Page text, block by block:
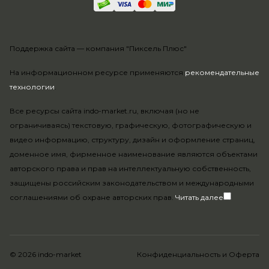
На информационном ресурсе применяются рекомендательные
технологии.
Все ресурсы сайта indo-market.ru, включая (но не
ограничиваясь) текстовую, графическую, фотографическую и
видео информацию, структуру, дизайн и оформление страниц,
доменное имя, фирменное наименование являются объектами
авторского права и прав на интеллектуальную собственность,
защищены российским законодательством и международными
соглашениями об охране авторских прав. Читать далее
Поддержка сайта — компания "Пиксель Плюс"
© 2026 indo-market Конфиденциальность и Оферта